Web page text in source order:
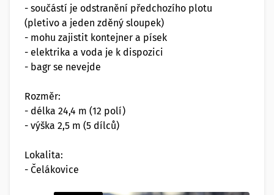
- součástí je odstranění předchozího plotu
(pletivo a jeden zděný sloupek)
- mohu zajistit kontejner a písek
- elektrika a voda je k dispozici
- bagr se nevejde
Rozměr:
- délka 24,4 m (12 polí)
- výška 2,5 m (5 dílců)
Lokalita:
- Čelákovice